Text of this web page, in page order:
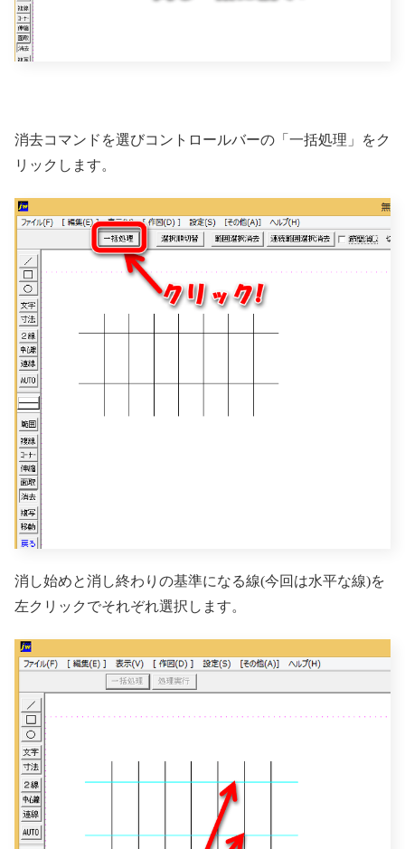
消去コマンドを選びコントロールバーの「一括処理」をク
リックします。
消し始めと消し終わりの基準になる線(今回は水平な線)を
左クリックでそれぞれ選択します。